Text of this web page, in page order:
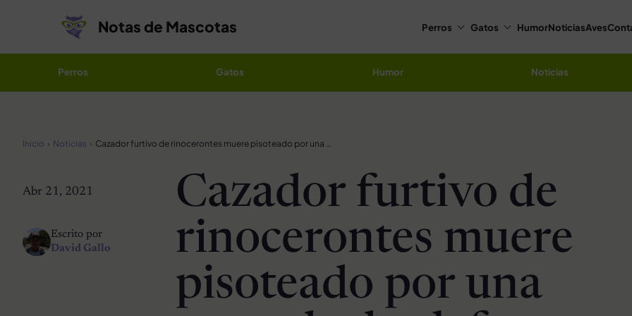
Notas de Mascotas Perros Gatos HumorNoticiasAves
Perros Gatos Humor Noticias
Inicio Noticias Cazador furtivo de rinocerontes muere pisoteado por una manada de elefantes
Abr 21, 2021
Escrito por
David Gallo
Cazador furtivo de
rinocerontes muere
pisoteado por una